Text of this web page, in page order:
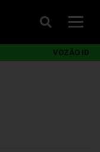
VOZÃO ID